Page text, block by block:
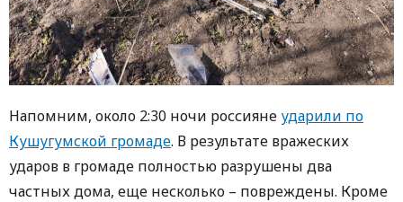
Напомним, около 2:30 ночи россияне ударили по
Кушугумской громаде. В результате вражеских
ударов в громаде полностью разрушены два
частных дома, еще несколько – повреждены. Кроме